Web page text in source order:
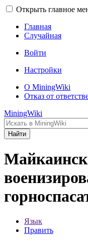
Открыть главное
Главная
Случайная
Войти
Настройки
О MiningWiki
Отказ от
MiningWiki
Найти
Язык
Править